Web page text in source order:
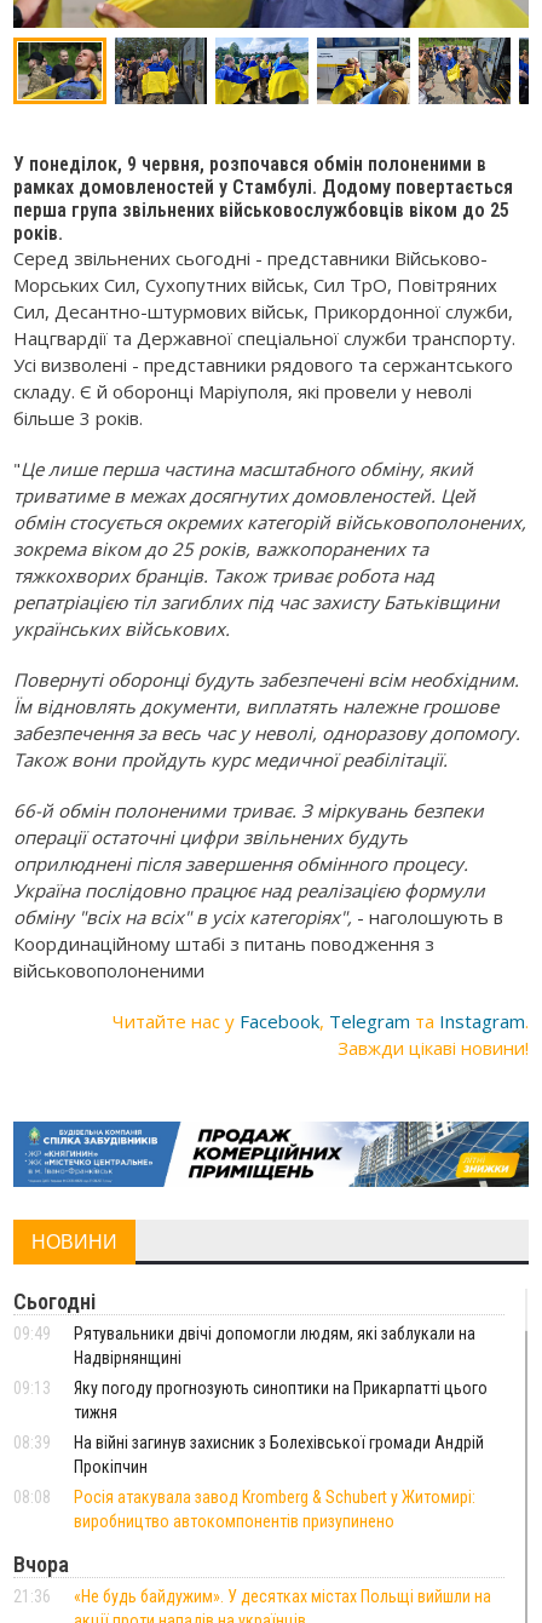
У понеділок, 9 червня, розпочався обмін полоненими в
рамках домовленостей у Стамбулі. Додому повертається
перша група звільнених військовослужбовців віком до 25
років.
Серед звільнених сьогодні - представники Військово-
Морських Сил, Сухопутних військ, Сил ТрО, Повітряних
Сил, Десантно-штурмових військ, Прикордонної служби,
Нацгвардії та Державної спеціальної служби транспорту.
Усі визволені - представники рядового та сержантського
складу. Є й оборонці Маріуполя, які провели у неволі
більше 3 років.
"Це лише перша частина масштабного обміну, який
триватиме в межах досягнутих домовленостей. Цей
обмін стосується окремих категорій військовополонених,
зокрема віком до 25 років, важкопоранених та
тяжкохворих бранців. Також триває робота над
репатріацією тіл загиблих під час захисту Батьківщини
українських військових.
Повернуті оборонці будуть забезпечені всім необхідним.
Їм відновлять документи, виплатять належне грошове
забезпечення за весь час у неволі, одноразову допомогу.
Також вони пройдуть курс медичної реабілітації.
66-й обмін полоненими триває. З міркувань безпеки
операції остаточні цифри звільнених будуть
оприлюднені після завершення обмінного процесу.
Україна послідовно працює над реалізацією формули
обміну "всіх на всіх" в усіх категоріях", - наголошують в
Координаційному штабі з питань поводження з
військовополоненими
Читайте нас у Facebook, Telegram та Instagram.
Завжди цікаві новини!
НОВИНИ
Сьогодні
09:49
Рятувальники двічі допомогли людям, які заблукали на
Надвірнянщині
09:13
Яку погоду прогнозують синоптики на Прикарпатті цього
тижня
08:39
На війні загинув захисник з Болехівської громади Андрій
Прокіпчин
08:08
Росія атакувала завод Kromberg & Schubert у Житомирі:
виробництво автокомпонентів призупинено
Вчора
21:36
«Не будь байдужим». У десятках містах Польщі вийшли на